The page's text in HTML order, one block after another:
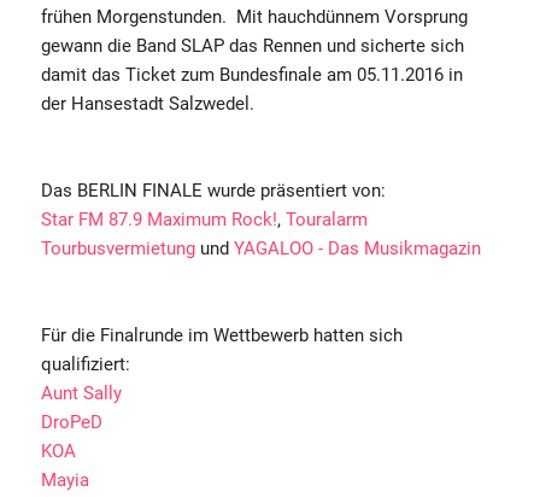
frühen Morgenstunden. Mit hauchdünnem Vorsprung
gewann die Band SLAP das Rennen und sicherte sich
damit das Ticket zum Bundesfinale am 05.11.2016 in
der Hansestadt Salzwedel.
Das BERLIN FINALE wurde präsentiert von:
Star FM 87.9 Maximum Rock!, Touralarm
Tourbusvermietung und YAGALOO - Das Musikmagazin
Für die Finalrunde im Wettbewerb hatten sich
qualifiziert:
Aunt Sally
DroPeD
KOA
Mayia